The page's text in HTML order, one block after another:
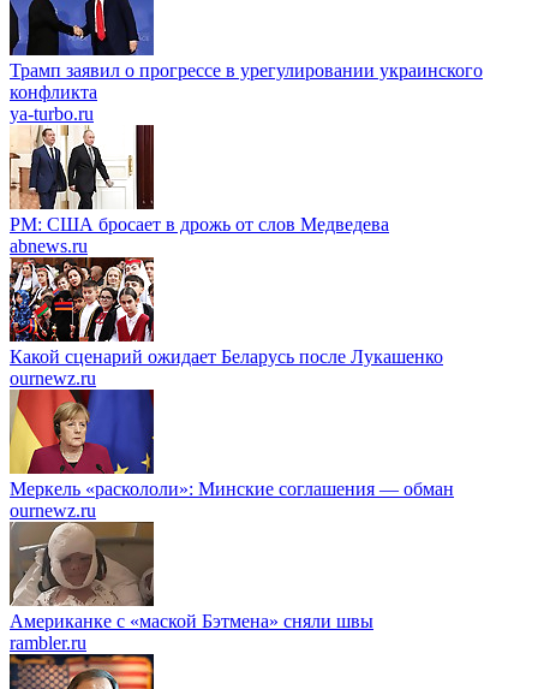
Трамп заявил о прогрессе в урегулировании украинского
конфликта
ya-turbo.ru
PM: США бросает в дрожь от слов Медведева
abnews.ru
Какой сценарий ожидает Беларусь после Лукашенко
ournewz.ru
Меркель «раскололи»: Минские соглашения — обман
ournewz.ru
Американке с «маской Бэтмена» сняли швы
rambler.ru